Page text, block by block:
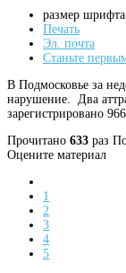
размер шрифта
Печать
Эл. почта
Станьте
В Подмосковье за
нарушение. Два
зарегистрировано
Прочитано 633 раз
Оцените материал
1
2
3
4
5